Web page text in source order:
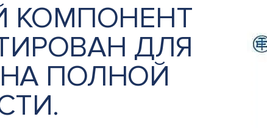
КОМПОНЕНТ
ДЛЯ
ПОЛНОЙ